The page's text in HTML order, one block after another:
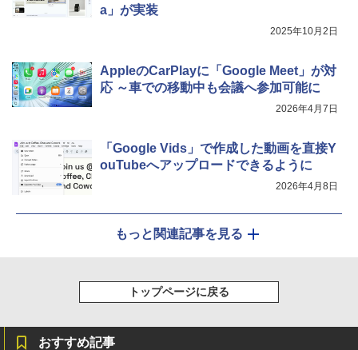
a」が実装
2025年10月2日
AppleのCarPlayに「Google Meet」が対
応 ～車での移動中も会議へ参加可能に
2026年4月7日
「Google Vids」で作成した動画を直接Y
ouTubeへアップロードできるように
2026年4月8日
もっと関連記事を見る
トップページに戻る
おすすめ記事